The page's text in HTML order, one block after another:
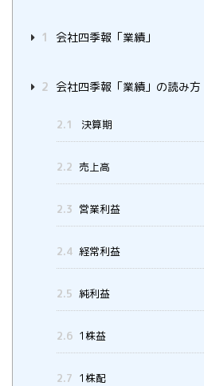
1 会社四季報「業績」
2 会社四季報「業績」の読み方
2.1 決算期
2.2 売上高
2.3 営業利益
2.4 経常利益
2.5 純利益
2.6 1株益
2.7 1株配